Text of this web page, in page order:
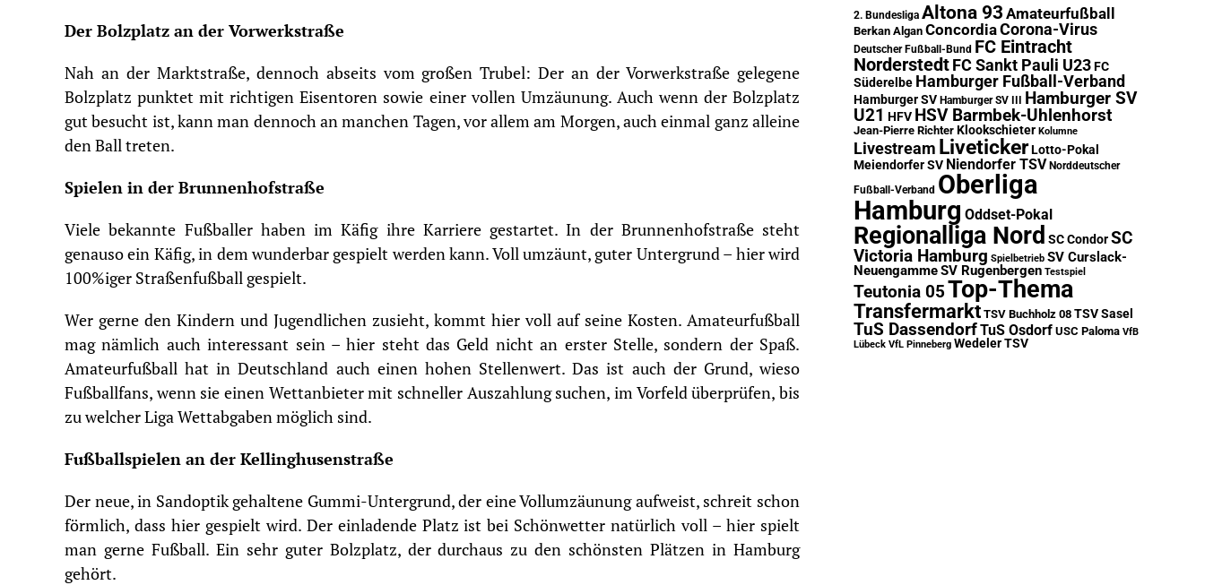
Der Bolzplatz an der Vorwerkstraße
Nah an der Marktstraße, dennoch abseits vom großen Trubel: Der an der Vorwerkstraße gelegene
Bolzplatz punktet mit richtigen Eisentoren sowie einer vollen Umzäunung. Auch wenn der Bolzplatz
gut besucht ist, kann man dennoch an manchen Tagen, vor allem am Morgen, auch einmal ganz alleine
den Ball treten.
Spielen in der Brunnenhofstraße
Viele bekannte Fußballer haben im Käfig ihre Karriere gestartet. In der Brunnenhofstraße steht
genauso ein Käfig, in dem wunderbar gespielt werden kann. Voll umzäunt, guter Untergrund – hier wird
100%iger Straßenfußball gespielt.
Wer gerne den Kindern und Jugendlichen zusieht, kommt hier voll auf seine Kosten. Amateurfußball
mag nämlich auch interessant sein – hier steht das Geld nicht an erster Stelle, sondern der Spaß.
Amateurfußball hat in Deutschland auch einen hohen Stellenwert. Das ist auch der Grund, wieso
Fußballfans, wenn sie einen Wettanbieter mit schneller Auszahlungsuchen, im Vorfeld überprüfen, bis
zu welcher Liga Wettabgaben möglich sind.
Fußballspielen an der Kellinghusenstraße
Der neue, in Sandoptik gehaltene Gummi-Untergrund, der eine Vollumzäunung aufweist, schreit schon
förmlich, dass hier gespielt wird. Der einladende Platz ist bei Schönwetter natürlich voll – hier spielt
man gerne Fußball. Ein sehr guter Bolzplatz, der durchaus zu den schönsten Plätzen in Hamburg
gehört.
2. Bundesliga Altona 93 Amateurfußball
Berkan Algan ConcordiaCorona-Virus
Deutscher Fußball-Bund FC Eintracht
Norderstedt FC Sankt Pauli U23FC
Süderelbe Hamburger Fußball-Verband
Hamburger SV Hamburger SV III
Hamburger SV
U21 HFV HSV Barmbek-Uhlenhorst
Jean-Pierre Richter Klookschieter Kolumne
Livestream LivetickerLotto-Pokal
Meiendorfer SV Niendorfer TSV Norddeutscher
Fußball-Verband Oberliga
Hamburg Oddset-Pokal
Regionalliga Nord SC CondorSC
Victoria Hamburg Spielbetrieb SV Curslack-
NeuengammeSV Rugenbergen Testspiel
Teutonia 05Top-Thema
Transfermarkt TSV Buchholz 08 TSV Sasel
TuS DassendorfTuS Osdorf USC Paloma VfB
Lübeck VfL Pinneberg Wedeler TSV